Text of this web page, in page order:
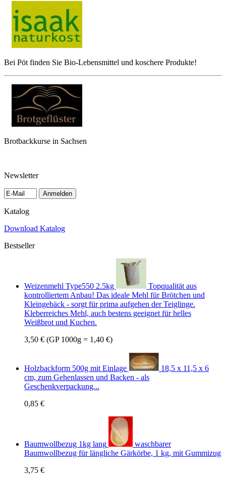
Bei Pöt finden Sie Bio-Lebensmittel und koschere Produkte!
Brotbackkurse in Sachsen
Newsletter
Anmelden
Katalog
Download Katalog
Bestseller
Weizenmehl Type550 2.5kg
Topqualität aus
kontrolliertem Anbau! Das ideale Mehl für Brötchen und
Kleingebäck - sorgt für prima aufgehen der Teiglinge.
Kleberreiches Mehl, auch bestens geeignet für helles
Weißbrot und Kuchen.
3,50 € (GP 1000g = 1,40 €)
Holzbackform 500g mit Einlage
18,5 x 11,5 x 6
cm, zum Gehenlassen und Backen - als
Geschenkverpackung...
0,85 €
Baumwollbezug 1kg lang
waschbarer
Baumwollbezug für längliche Gärkörbe, 1 kg, mit Gummizug
3,75 €